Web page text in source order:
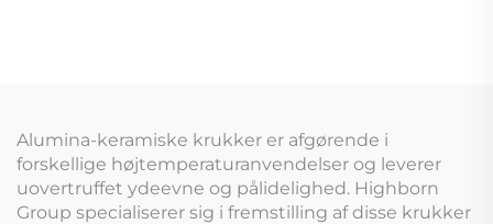
Alumina-keramiske krukker er afgørende i
forskellige højtemperaturanvendelser og leverer
uovertruffet ydeevne og pålidelighed. Highborn
Group specialiserer sig i fremstilling af disse krukker